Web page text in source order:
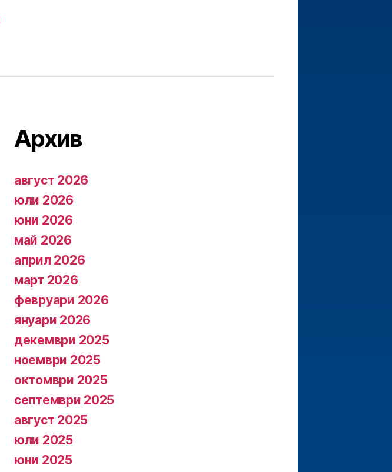
Архив
август 2026
юли 2026
юни 2026
май 2026
април 2026
март 2026
февруари 2026
януари 2026
декември 2025
ноември 2025
октомври 2025
септември 2025
август 2025
юли 2025
юни 2025